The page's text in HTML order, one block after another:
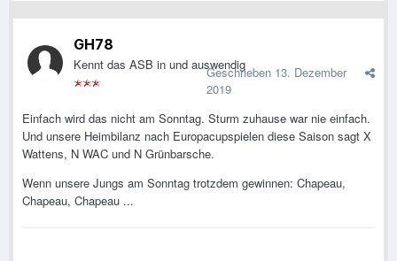
GH78
Kennt das ASB in und auswendig
Geschrieben 13. Dezember
2019
Einfach wird das nicht am Sonntag. Sturm zuhause war nie einfach.
Und unsere Heimbilanz nach Europacupspielen diese Saison sagt X
Wattens, N WAC und N Grünbarsche.
Wenn unsere Jungs am Sonntag trotzdem gewinnen: Chapeau,
Chapeau, Chapeau ...